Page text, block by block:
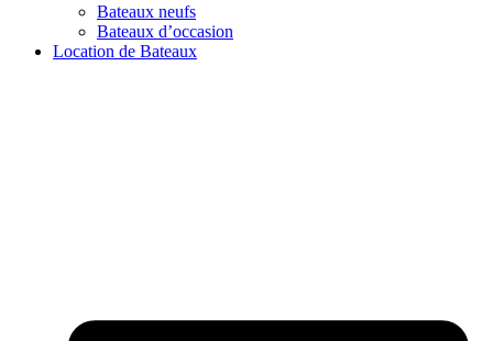
Bateaux neufs
Bateaux d’occasion
Location de Bateaux